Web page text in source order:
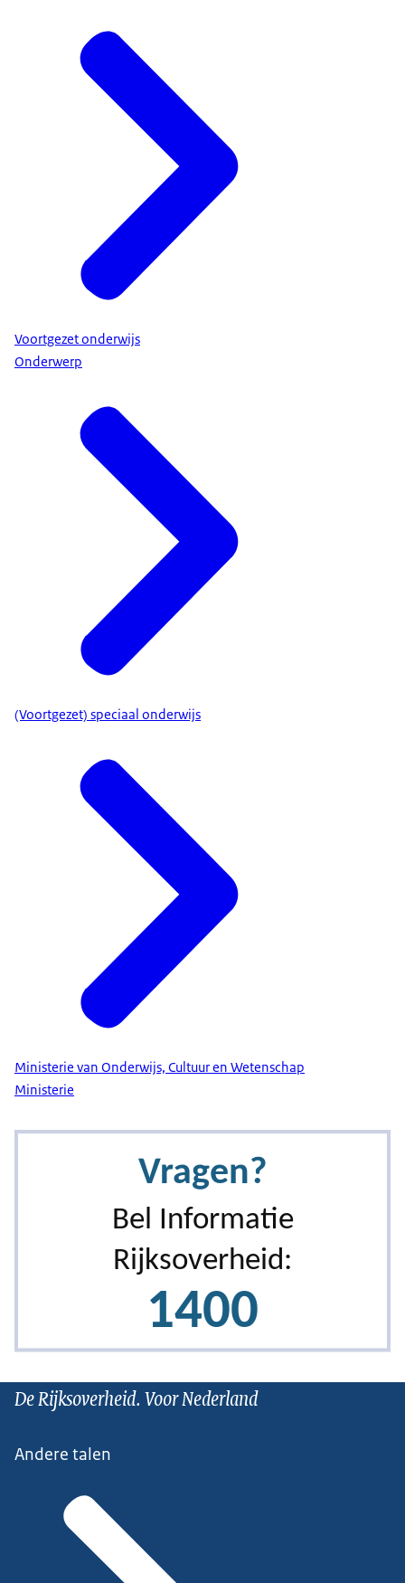
Voortgezet onderwijs
Onderwerp
(Voortgezet) speciaal onderwijs
Ministerie van Onderwijs, Cultuur en Wetenschap
Ministerie
De Rijksoverheid. Voor Nederland
Andere talen